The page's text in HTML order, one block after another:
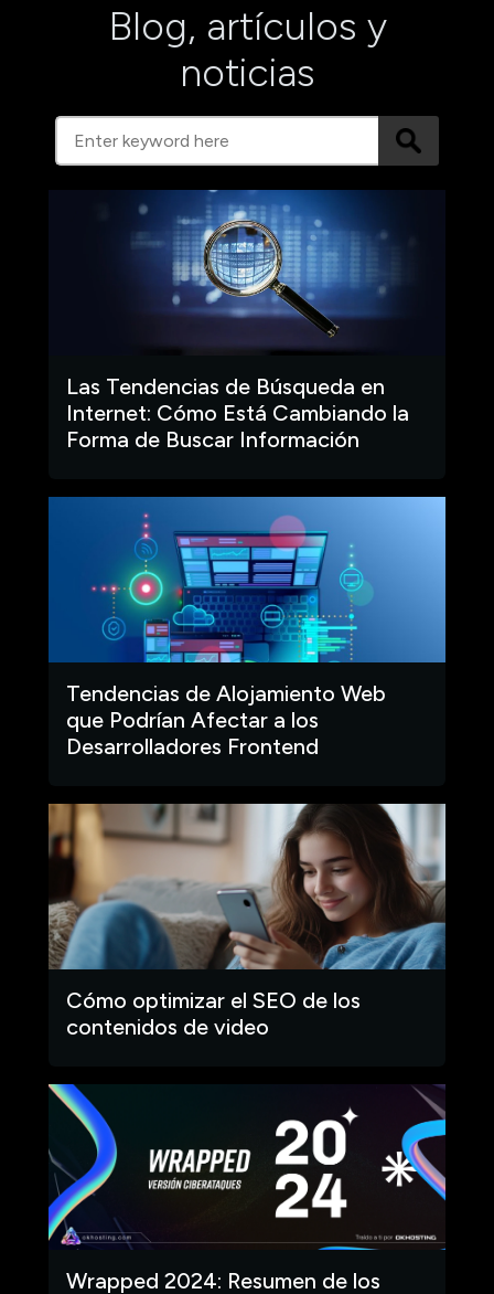
Blog, artículos y
noticias
Las Tendencias de Búsqueda en
Internet: Cómo Está Cambiando la
Forma de Buscar Información
Tendencias de Alojamiento Web
que Podrían Afectar a los
Desarrolladores Frontend
Cómo optimizar el SEO de los
contenidos de video
Wrapped 2024: Resumen de los